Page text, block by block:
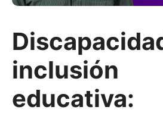
inclusión
educativa: